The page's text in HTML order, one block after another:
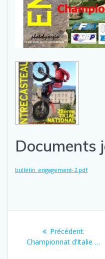
Documents
bulletin_engagement-2.pdf
Précédent:
post:
Championnat d’Italie …